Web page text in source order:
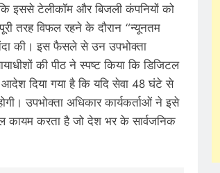
कि इससे टेलीकॉम और बिजली कंपनियों को
तरह विफल रहने के दौरान “न्यूनतम
की। इस फैसले से उन उपभोक्ता
की पीठ ने स्पष्ट किया कि डिजिटल
आदेश दिया गया है कि यदि सेवा 48 घंटे से
उपभोक्ता अधिकार कार्यकर्ताओं ने इसे
कायम करता है जो देश भर के सार्वजनिक